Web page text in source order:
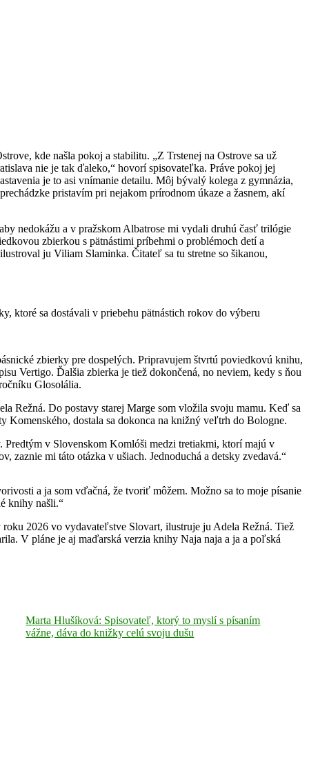
kde našla pokoj a stabilitu. „Z Trstenej na Ostrove sa už
nie je tak ďaleko,“ hovorí spisovateľka. Práve pokoj jej
je to asi vnímanie detailu. Môj bývalý kolega z gymnázia,
pristavím pri nejakom prírodnom úkaze a žasnem, akí
nedokážu a v pražskom Albatrose mi vydali druhú časť trilógie
zbierkou s pätnástimi príbehmi o problémoch detí a
ju Viliam Slaminka. Čitateľ sa tu stretne so šikanou,
ktoré sa dostávali v priebehu pätnástich rokov do výberu
zbierky pre dospelých. Pripravujem štvrtú poviedkovú knihu,
Vertigo. Ďalšia zbierka je tiež dokončená, no neviem, kedy s ňou
Glosolália.
Režná. Do postavy starej Marge som vložila svoju mamu. Keď sa
Komenského, dostala sa dokonca na knižný veľtrh do Bologne.
Predtým v Slovenskom Komlóši medzi tretiakmi, ktorí majú v
zaznie mi táto otázka v ušiach. Jednoduchá a detsky zvedavá.“
a ja som vďačná, že tvoriť môžem. Možno sa to moje písanie
knihy našli.“
roku 2026 vo vydavateľstve Slovart, ilustruje ju Adela Režná. Tiež
V pláne je aj maďarská verzia knihy Naja naja a ja a poľská
Marta Hlušíková: Spisovateľ, ktorý to myslí s písaním
vážne, dáva do knižky celú svoju dušu